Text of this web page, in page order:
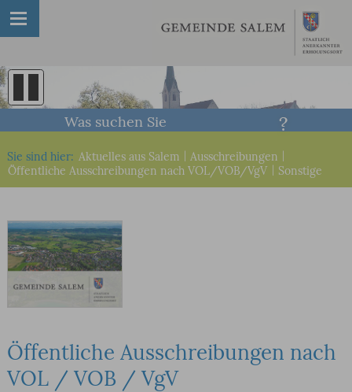
Sie sind hier: Aktuelles aus Salem Ausschreibungen
Öffentliche Ausschreibungen nach VOL/VOB/VgV Sonstige
Was suchen Sie
Öffentliche Ausschreibungen nach
VOL / VOB / VgV